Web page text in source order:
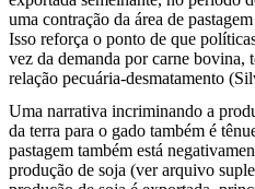
uma contração da área de
Isso reforça o ponto de que
vez da demanda por carne
relação pecuária-desmatamento
Uma narrativa incriminando a
da terra para o gado também é
pastagem também está
produção de soja (ver arquivo